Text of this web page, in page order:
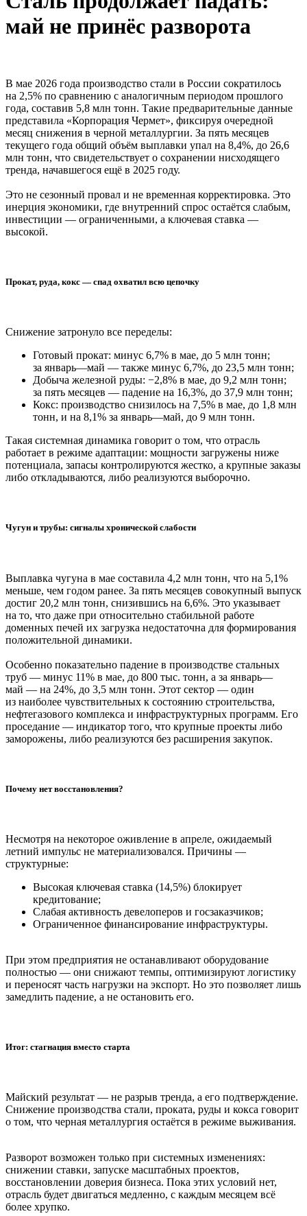
май не принёс разворота
В мае 2026 года производство стали в России сократилось
на 2,5% по сравнению с аналогичным периодом прошлого
года, составив 5,8 млн тонн. Такие предварительные данные
представила «Корпорация Чермет», фиксируя очередной
месяц снижения в черной металлургии. За пять месяцев
текущего года общий объём выплавки упал на 8,4%, до 26,6
млн тонн, что свидетельствует о сохранении нисходящего
тренда, начавшегося ещё в 2025 году.
Это не сезонный провал и не временная корректировка. Это
инерция экономики, где внутренний спрос остаётся слабым,
инвестиции — ограниченными, а ключевая ставка —
высокой.
Прокат, руда, кокс — спад охватил всю цепочку
Снижение затронуло все переделы:
Готовый прокат: минус 6,7% в мае, до 5 млн тонн;
за январь—май — также минус 6,7%, до 23,5 млн тонн;
Добыча железной руды: −2,8% в мае, до 9,2 млн тонн;
за пять месяцев — падение на 16,3%, до 37,9 млн тонн;
Кокс: производство снизилось на 7,5% в мае, до 1,8 млн
тонн, и на 8,1% за январь—май, до 9 млн тонн.
Такая системная динамика говорит о том, что отрасль
работает в режиме адаптации: мощности загружены ниже
потенциала, запасы контролируются жестко, а крупные заказы
либо откладываются, либо реализуются выборочно.
Чугун и трубы: сигналы хронической слабости
Выплавка чугуна в мае составила 4,2 млн тонн, что на 5,1%
меньше, чем годом ранее. За пять месяцев совокупный выпуск
достиг 20,2 млн тонн, снизившись на 6,6%. Это указывает
на то, что даже при относительно стабильной работе
доменных печей их загрузка недостаточна для формирования
положительной динамики.
Особенно показательно падение в производстве стальных
труб — минус 11% в мае, до 800 тыс. тонн, а за январь—
май — на 24%, до 3,5 млн тонн. Этот сектор — один
из наиболее чувствительных к состоянию строительства,
нефтегазового комплекса и инфраструктурных программ. Его
проседание — индикатор того, что крупные проекты либо
заморожены, либо реализуются без расширения закупок.
Почему нет восстановления?
Несмотря на некоторое оживление в апреле, ожидаемый
летний импульс не материализовался. Причины —
структурные:
Высокая ключевая ставка (14,5%) блокирует
кредитование;
Слабая активность девелоперов и госзаказчиков;
Ограниченное финансирование инфраструктуры.
При этом предприятия не останавливают оборудование
полностью — они снижают темпы, оптимизируют логистику
и переносят часть нагрузки на экспорт. Но это позволяет лишь
замедлить падение, а не остановить его.
Итог: стагнация вместо старта
Майский результат — не разрыв тренда, а его подтверждение.
Снижение производства стали, проката, руды и кокса говорит
о том, что черная металлургия остаётся в режиме выживания.
Разворот возможен только при системных изменениях:
снижении ставки, запуске масштабных проектов,
восстановлении доверия бизнеса. Пока этих условий нет,
отрасль будет двигаться медленно, с каждым месяцем всё
более хрупко.